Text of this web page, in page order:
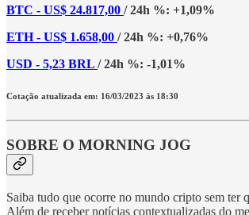
BTC - US$ 24.817,00 / 24h %: +1,09%
ETH - US$ 1.658,00 / 24h %: +0,76%
USD - 5,23 BRL / 24h %: -1,01%
Cotação atualizada em: 16/03/2023 às 18:30
SOBRE O MORNING JOG
Saiba tudo que ocorre no mundo cripto sem ter
Além de receber notícias contextualizadas do